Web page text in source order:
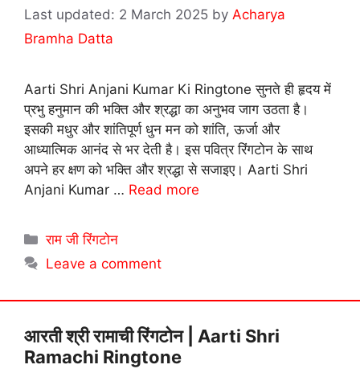
2 March 2025 by Acharya
Bramha Datta
Aarti Shri Anjani Kumar Ki Ringtone सुनते ही हृदय में
प्रभु हनुमान की भक्ति और श्रद्धा का अनुभव जाग उठता है।
इसकी मधुर और शांतिपूर्ण धुन मन को शांति, ऊर्जा और
आध्यात्मिक आनंद से भर देती है। इस पवित्र रिंगटोन के साथ
अपने हर क्षण को भक्ति और श्रद्धा से सजाइए। Aarti Shri
Anjani Kumar … Read more
Categories
राम जी रिंगटोन
Leave a comment
आरती श्री रामाची रिंगटोन | Aarti Shri
Ramachi Ringtone